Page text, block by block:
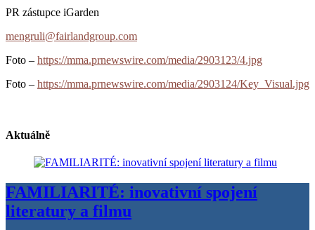
PR zástupce iGarden
mengruli@fairlandgroup.com
Foto – https://mma.prnewswire.com/media/2903123/4.jpg
Foto – https://mma.prnewswire.com/media/2903124/Key_Visual.jpg
Aktuálně
FAMILIARITÉ: inovativní spojení
literatury a filmu